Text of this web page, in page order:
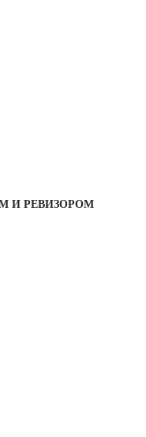
И РЕВИЗОРОМ